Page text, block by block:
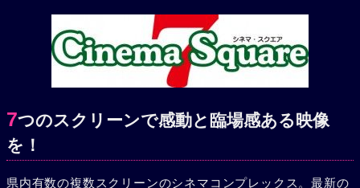
7つのスクリーンで感動と臨場感ある映像
を！
県内有数の複数スクリーンのシネマコンプレックス。最新の